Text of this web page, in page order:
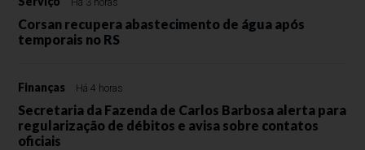
Corsan recupera abastecimento de água após
temporais no RS
Finanças Há 4 horas
Secretaria da Fazenda de Carlos Barbosa alerta para
regularização de débitos e avisa sobre contatos
oficiais